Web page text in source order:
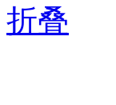
折叠